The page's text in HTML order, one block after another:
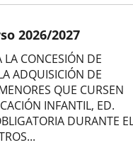
2026/2027
CONCESIÓN DE
ADQUISICIÓN DE
QUE CURSEN
INFANTIL, ED.
DURANTE